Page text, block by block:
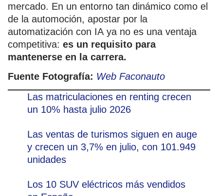
mercado. En un entorno tan dinámico como el
de la automoción, apostar por la
automatización con IA ya no es una ventaja
competitiva: es un requisito para
mantenerse en la carrera.
Fuente Fotografía: Web Faconauto
Las matriculaciones en renting crecen
un 10% hasta julio 2026
Las ventas de turismos siguen en auge
y crecen un 3,7% en julio, con 101.949
unidades
Los 10 SUV eléctricos más vendidos